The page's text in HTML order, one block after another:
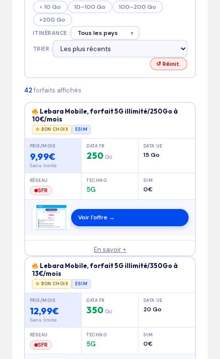
< 10 Go 10–100 Go
100–200 Go
+200 Go
ITINÉRANCE : Tous les pays ▾
TRIER :
↺ Réinit.
42 forfaits affichés
Lebara Mobile, forfait 5G illimité/250Go à
10€/mois
BON CHOIX ESIM
PRIX/MOIS
9,99€
Sans limite
DATA FR
250 Go
DATA UE
15 Go
RÉSEAU
SFR
TECHNO
5G
SIM
0€
Voir l'offre →
En savoir +
Lebara Mobile, forfait 5G illimité/350Go à
13€/mois
BON CHOIX ESIM
PRIX/MOIS
12,99€
Sans limite
DATA FR
350 Go
DATA UE
20 Go
RÉSEAU
SFR
TECHNO
5G
SIM
0€